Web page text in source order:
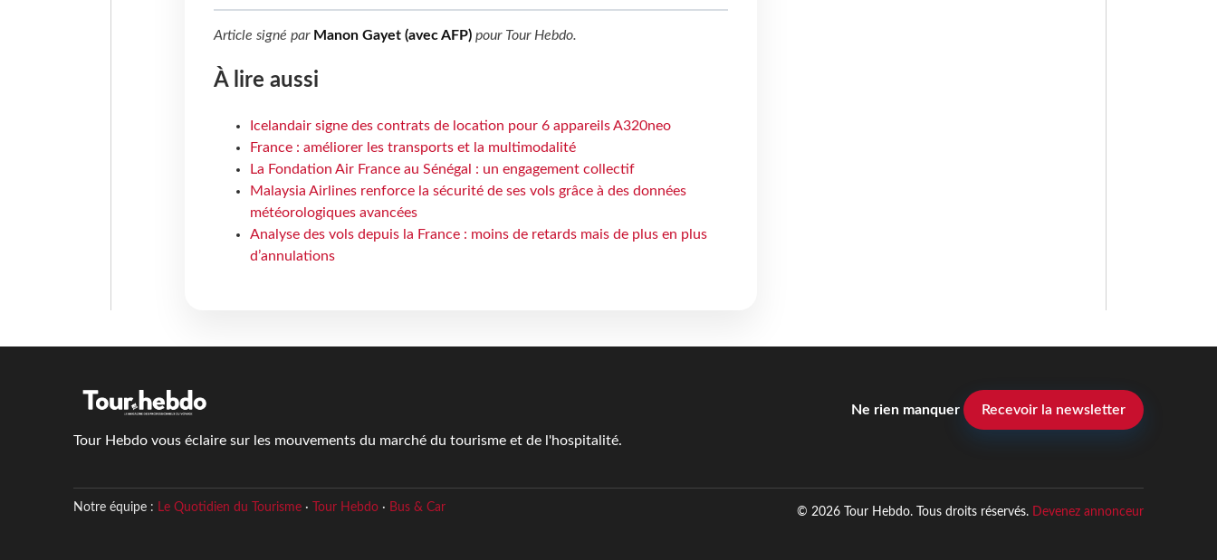
Article signé par Manon Gayet (avec AFP)pour Tour Hebdo.
À lire aussi
Icelandair signe des contrats de location pour 6 appareils A320neo
France : améliorer les transports et la multimodalité
La Fondation Air France au Sénégal : un engagement collectif
Malaysia Airlines renforce la sécurité de ses vols grâce à des données
météorologiques avancées
Analyse des vols depuis la France : moins de retards mais de plus en plus
d’annulations
Tour Hebdo vous éclaire sur les mouvements du marché du tourisme et de l'hospitalité.
Ne rien manquer Recevoir la newsletter
Notre équipe : Le Quotidien du Tourisme· Tour Hebdo· Bus & Car © 2026 Tour Hebdo. Tous droits réservés. Devenez annonceur